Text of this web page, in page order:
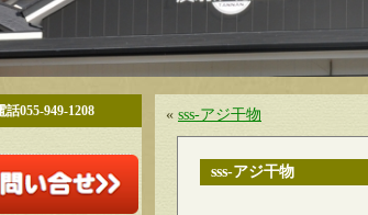
話055-949-1208 « sss-アジ干物
sss-アジ干物